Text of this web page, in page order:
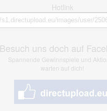
Hotlink
Besuch uns doch auf
Spannende Gewinnspiele und
warten auf dich!